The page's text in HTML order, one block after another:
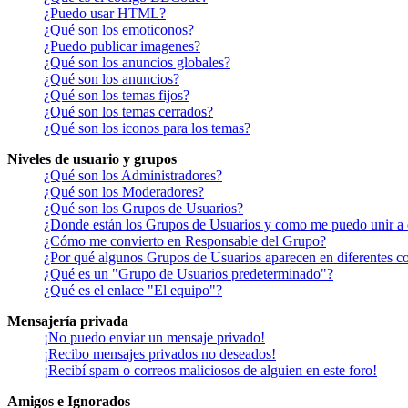
¿Puedo usar HTML?
¿Qué son los emoticonos?
¿Puedo publicar imagenes?
¿Qué son los anuncios globales?
¿Qué son los anuncios?
¿Qué son los temas fijos?
¿Qué son los temas cerrados?
¿Qué son los iconos para los temas?
Niveles de usuario y grupos
¿Qué son los Administradores?
¿Qué son los Moderadores?
¿Qué son los Grupos de Usuarios?
¿Donde están los Grupos de Usuarios y como me puedo unir a
¿Cómo me convierto en Responsable del Grupo?
¿Por qué algunos Grupos de Usuarios aparecen en diferentes
¿Qué es un "Grupo de Usuarios predeterminado"?
¿Qué es el enlace "El equipo"?
Mensajería privada
¡No puedo enviar un mensaje privado!
¡Recibo mensajes privados no deseados!
¡Recibí spam o correos maliciosos de alguien en este foro!
Amigos e Ignorados